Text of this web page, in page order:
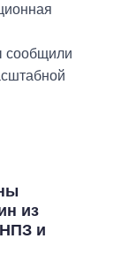
сообщили
из
и